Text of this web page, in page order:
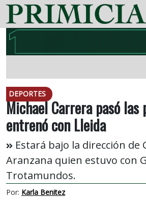
DEPORTES
Michael Carrera pasó las
entrenó con Lleida
Estará bajo la dirección de
Aranzana quien estuvo con
Trotamundos.
Por: Karla Benitez